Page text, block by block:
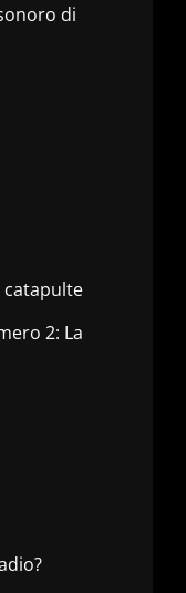
di
catapulte
2: La